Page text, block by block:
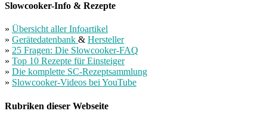
Slowcooker-Info & Rezepte
» Übersicht aller Infoartikel
» Gerätedatenbank & Hersteller
» 25 Fragen: Die Slowcooker-FAQ
» Top 10 Rezepte für Einsteiger
» Die komplette SC-Rezeptsammlung
» Slowcooker-Videos bei YouTube
Rubriken dieser Webseite